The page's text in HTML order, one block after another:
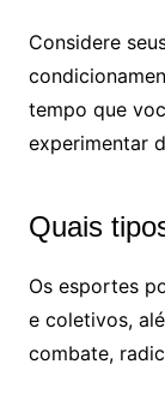
Considere
tempo que
experimentar
Quais
Os esportes
e coletivos,
combate,